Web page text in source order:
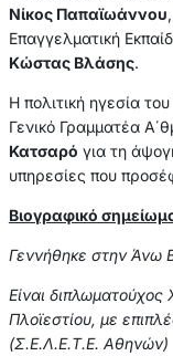
Νίκος Παπαϊωάννου
Επαγγελματική
Κώστας Βλάσης.
Η πολιτική ηγεσία
Γενικό Γραμματέα
Κατσαρό για τη
υπηρεσίες που
Βιογραφικό
Γεννήθηκε στην Άνω
Είναι
Πλοϊεστίου, με
(Σ.Ε.Λ.Ε.Τ.Ε. Αθηνών)